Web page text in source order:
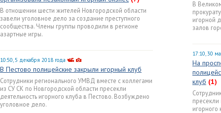
В отношении шести жителей Новгородской области
завели уголовное дело за создание преступного
сообщества. Члены группы проводили в регионе
азартные игры.
10:50, 5 декабря 2018 года
В Пестово полицейские закрыли игорный клуб
Сотрудники регионального УМВД вместе с коллегами
из СУ СК по Новгородской области пресекли
деятельность игорного клуба в Пестово. Возбуждено
уголовное дело.
В
игорной
залов
17:10, 30
На
клуб (1)
пресекли
игорного